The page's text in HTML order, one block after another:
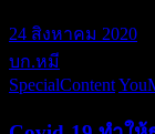
24 สิงหาคม 2020
บก.หมี
SpecialContent